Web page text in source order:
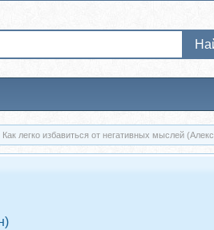
легко избавиться от негативных мыслей